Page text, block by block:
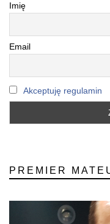
Imię
Email
Akceptuję regulamin
PREMIER